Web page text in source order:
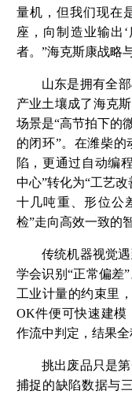
量机，但我们现在
座，向制造业输出
者。”海克斯康战略
山东是拥有全
产业土壤成了海克
场景是“高节拍下的
的闭环”。在潍柴
陷，更通过自动编
中心”转化为“工艺
十几吨重、形位公
检”走向高效一致的
传统机器视觉
学会识别“正常偏差
工业计量的约束里
OK件便可快速建模
作流中判定，结果全
挑出废品只是
捕捉的缺陷数据与